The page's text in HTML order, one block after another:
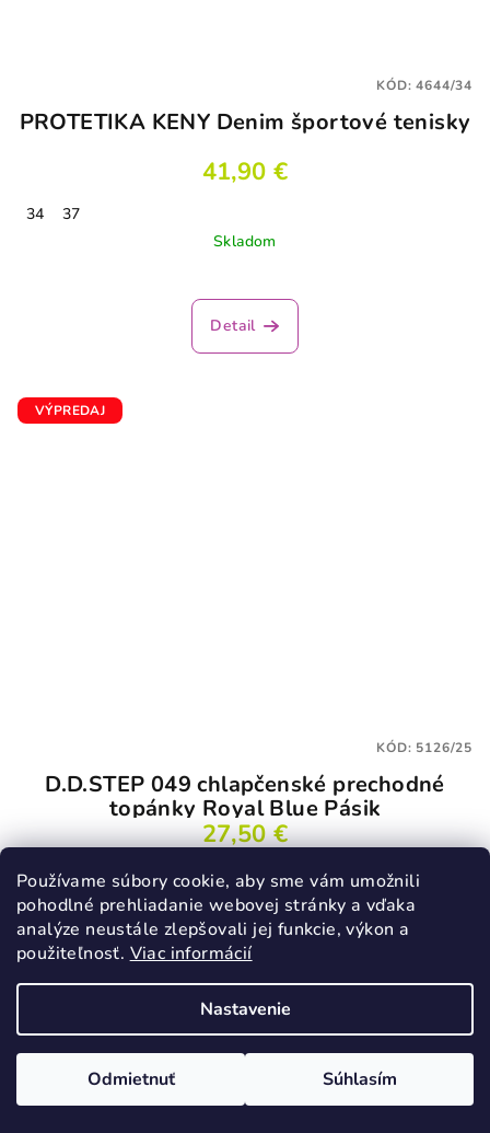
Používame súbory cookie, aby sme vám umožnili
pohodlné prehliadanie webovej stránky a vďaka
analýze neustále zlepšovali jej funkcie, výkon a
použiteľnosť. Viac informácií
Nastavenie
Odmietnuť Súhlasím
PROTETIKA KENY Denim športové tenisky
41,90 €
34
37
Skladom
Detail
KÓD:4644/34
VÝPREDAJ
D.D.STEP 049 chlapčenské prechodné
topánky Royal Blue Pásik
27,50 €
25
Skladom
Detail
KÓD: 5126/25